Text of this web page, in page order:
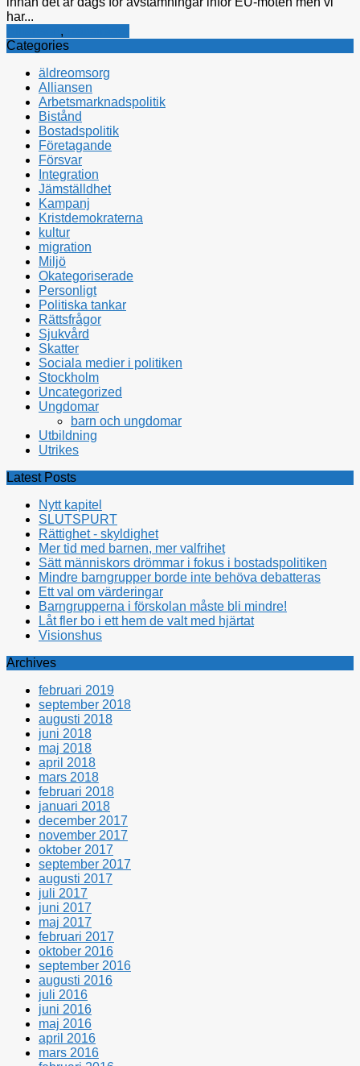
har...
,
Categories
äldreomsorg
Alliansen
Arbetsmarknadspolitik
Bistånd
Bostadspolitik
Företagande
Försvar
Integration
Jämställdhet
Kampanj
Kristdemokraterna
kultur
migration
Miljö
Okategoriserade
Personligt
Politiska tankar
Rättsfrågor
Sjukvård
Skatter
Sociala medier i politiken
Stockholm
Uncategorized
Ungdomar
barn och ungdomar
Utbildning
Utrikes
Latest Posts
Nytt kapitel
SLUTSPURT
Rättighet - skyldighet
Mer tid med barnen, mer valfrihet
Sätt människors drömmar i fokus i bostadspolitiken
Mindre barngrupper borde inte behöva debatteras
Ett val om värderingar
Barngrupperna i förskolan måste bli mindre!
Låt fler bo i ett hem de valt med hjärtat
Visionshus
Archives
februari 2019
september 2018
augusti 2018
juni 2018
maj 2018
april 2018
mars 2018
februari 2018
januari 2018
december 2017
november 2017
oktober 2017
september 2017
augusti 2017
juli 2017
juni 2017
maj 2017
februari 2017
oktober 2016
september 2016
augusti 2016
juli 2016
juni 2016
maj 2016
april 2016
mars 2016